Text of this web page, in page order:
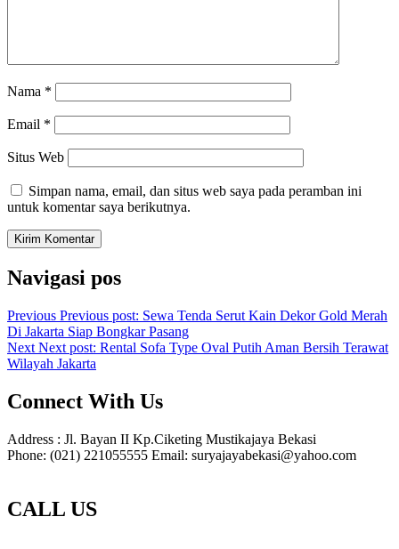
Nama *
Email *
Situs Web
Simpan nama, email, dan situs web saya pada peramban ini
untuk komentar saya berikutnya.
Navigasi pos
Previous Previous post: Sewa Tenda Serut Kain Dekor Gold Merah
Di Jakarta Siap Bongkar Pasang
Next Next post: Rental Sofa Type Oval Putih Aman Bersih Terawat
Wilayah Jakarta
Connect With Us
Address : Jl. Bayan II Kp.Ciketing Mustikajaya Bekasi
Phone: (021) 221055555 Email: suryajayabekasi@yahoo.com
CALL US